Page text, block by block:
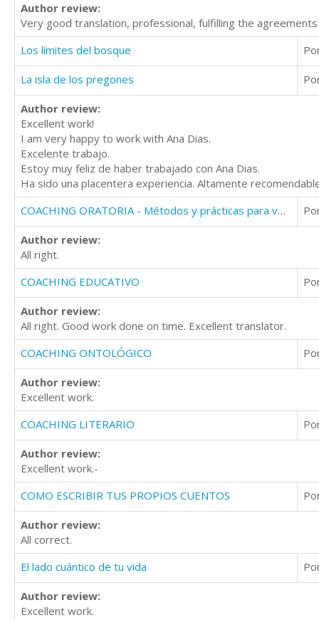
Author review:
Very good translation, professional, fulfilling the
Los límites del bosque
La isla de los pregones
Author review:
Excellent work!
I am very happy to work with Ana Dias.
Excelente trabajo.
Estoy muy feliz de haber trabajado con Ana Dias.
Ha sido una placentera experiencia. Altamente
COACHING ORATORIA - Métodos y prácticas para vencer el miedo escénico
Author review:
All right.
COACHING EDUCATIVO
Author review:
All right. Good work done on time. Excellent translator.
COACHING ONTOLÓGICO
Author review:
Excellent work.
COACHING LITERARIO
Author review:
Excellent work.-
COMO ESCRIBIR TUS PROPIOS CUENTOS
Author review:
All correct.
El lado cuántico de tu vida
Author review:
Excellent work.